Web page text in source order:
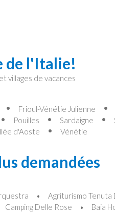
de l'Italie!
villages de vacances
Frioul-Vénétie Julienne
Pouilles Sardaigne
d'Aoste Vénétie
demandées
Agriturismo Tenuta
Camping Delle Rose
Baia